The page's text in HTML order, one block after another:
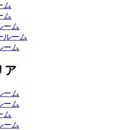
ム
ム
ーム
ルーム
ーム
ア
ーム
ーム
ム
ーム